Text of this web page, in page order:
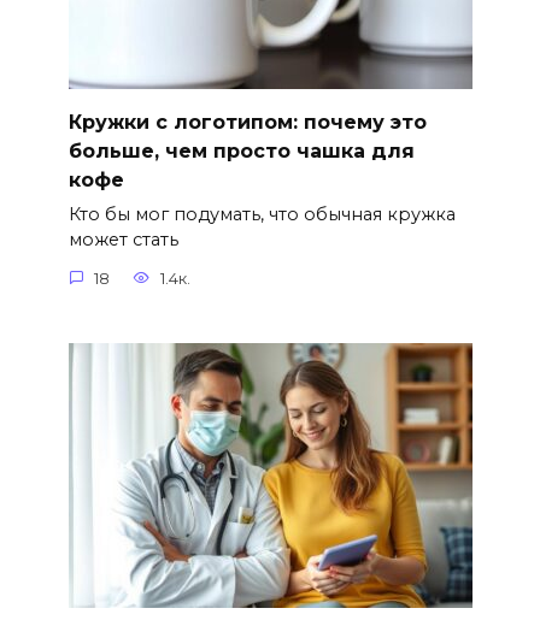
Кружки с логотипом: почему это
больше, чем просто чашка для
кофе
Кто бы мог подумать, что обычная кружка
может стать
18 1.4к.